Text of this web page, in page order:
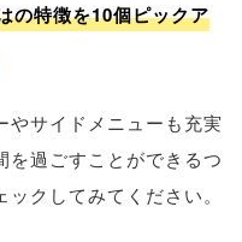
の特徴を10個ピックア
やサイドメニューも充実
を過ごすことができるつ
クしてみてください。